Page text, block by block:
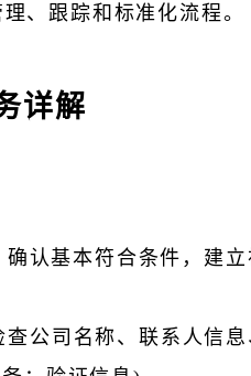
、跟踪和标准化流程。
详解
认基本符合条件，建立
查公司名称、联系人信